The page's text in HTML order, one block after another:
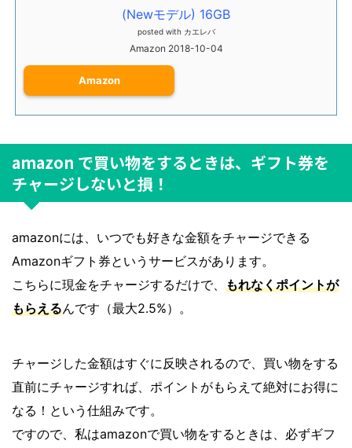
(Newモデル) 16GB
posted with カエレバ
Amazon 2018-10-04
Amazon
amazon で買い物をするときは、ギフト券を
チャージしないと損！
amazonには、いつでも好きな金額をチャージできる
Amazonギフト券というサービスがあります。
こちらに現金をチャージするだけで、 もれなくポイントが
もらえるんです（最大2.5%）。
チャージした金額はすぐに反映されるので、買い物をする
直前にチャージすれば、ポイントがもらえて絶対にお得に
なる！という仕組みです。
ですので、私はamazonで買い物をするときは、必ずギフ